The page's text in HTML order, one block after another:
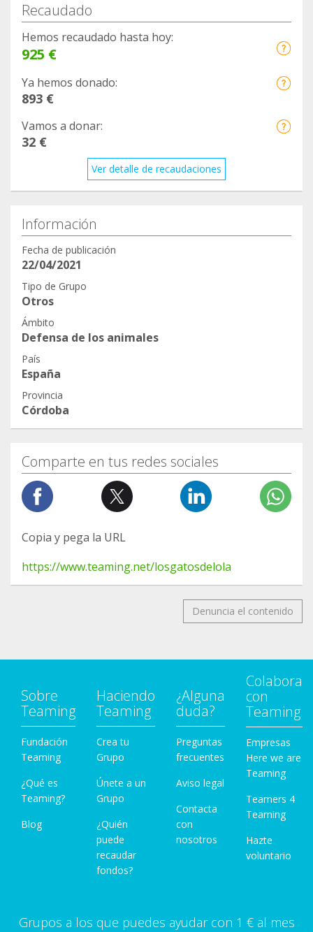
Recaudado
Hemos recaudado hasta hoy:
925 €
Ya hemos donado:
893 €
Vamos a donar:
32 €
Ver detalle de recaudaciones
Información
Fecha de publicación
22/04/2021
Tipo de Grupo
Otros
Ámbito
Defensa de los animales
País
España
Provincia
Córdoba
Comparte en tus redes sociales
Copia y pega la URL
https://www.teaming.net/losgatosdelola
Denuncia el contenido
Sobre
Teaming
Fundación
Teaming
¿Qué es
Teaming?
Blog
Haciendo
Teaming
Crea tu
Grupo
Únete a un
Grupo
¿Quién
puede
recaudar
fondos?
¿Alguna
duda?
Preguntas
frecuentes
Aviso legal
Contacta
con
nosotros
Colabora
con
Teaming
Empresas
Here we are
Teaming
Teamers 4
Teaming
Hazte
voluntario
Grupos a los que puedes ayudar con 1 € al mes